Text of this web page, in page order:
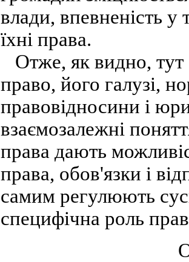
влади, впевненість
їхні права.
Отже, як видно, тут
право, його галузі,
правовідносини і
взаємозалежні
права дають
права, обов'язки і
самим регулюють
специфічна роль